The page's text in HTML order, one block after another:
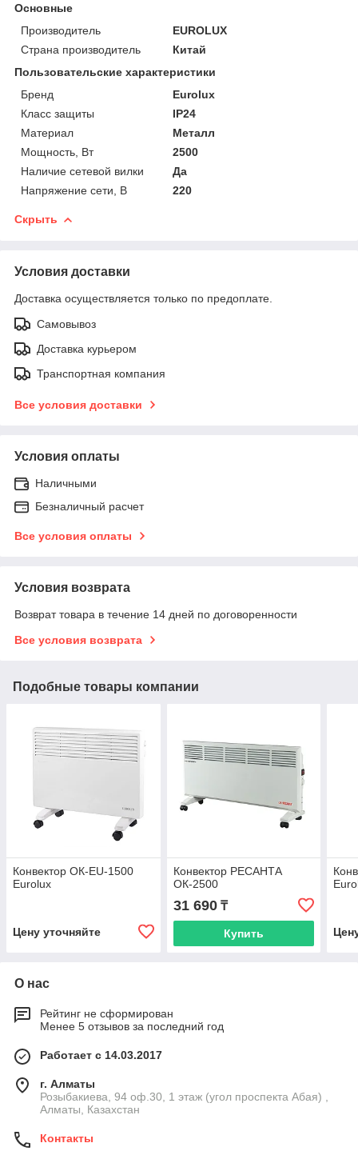
Основные
Производитель
EUROLUX
Страна производитель
Китай
Пользовательские характеристики
Бренд
Eurolux
Класс защиты
IP24
Материал
Металл
Мощность, Вт
2500
Наличие сетевой вилки
Да
Напряжение сети, В
220
Скрыть
Условия доставки
Доставка осуществляется только по предоплате.
Самовывоз
Доставка курьером
Транспортная компания
Все условия доставки
Условия оплаты
Наличными
Безналичный расчет
Все условия оплаты
Условия возврата
Возврат товара в течение 14 дней по договоренности
Все условия возврата
Подобные товары компании
Конвектор ОК-EU-1500
Eurolux
Цену уточняйте
Конвектор РЕСАНТА
ОК-2500
31 690₸
Купить
О нас
Рейтинг не сформирован
Менее 5 отзывов за последний год
Работает с 14.03.2017
г. Алматы
Розыбакиева, 94 оф.30, 1 этаж (угол проспекта Абая) ,
Алматы, Казахстан
Контакты